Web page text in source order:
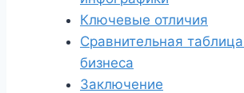
Ключевые отличия
Сравнительная
бизнеса
Заключение